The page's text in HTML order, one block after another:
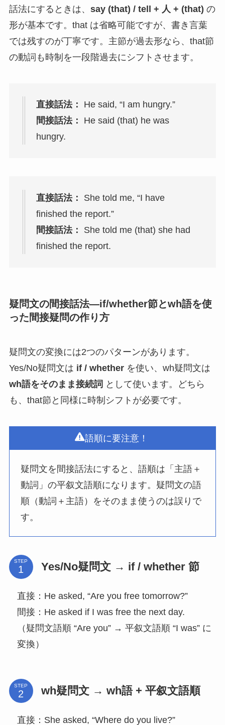
話法にするときは、 say (that) / tell + 人 + (that) の
形が基本です。that は省略可能ですが、書き言葉
では残すのが丁寧です。主節が過去形なら、that節
の動詞も時制を一段階過去にシフトさせます。
直接話法：
He said, “I am hungry.”
間接話法：
He said (that) he was
hungry.
直接話法：
She told me, “I have
finished the report.”
間接話法：
She told me (that) she had
finished the report.
疑問文の間接話法—if/whether節とwh語を使
った間接疑問の作り方
疑問文の変換には2つのパターンがあります。
Yes/No疑問文は if / whetherを使い、wh疑問文は
wh語をそのまま接続詞 として使います。どちら
も、that節と同様に時制シフトが必要です。
語順に要注意！
疑問文を間接話法にすると、語順は「主語＋
動詞」の平叙文語順になります。疑問文の語
順（動詞＋主語）をそのまま使うのは誤りで
す。
STEP Yes/No疑問文 → if / whether 節
直接：He asked, “Are you free tomorrow?”
間接：He asked if I was free the next day.
（疑問文語順 “Are you” → 平叙文語順 “I was” に
変換）
STEP wh疑問文 → wh語 + 平叙文語順
直接：She asked, “Where do you live?”